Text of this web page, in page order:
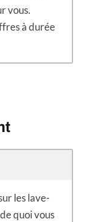
vous.
à durée
les lave-
quoi vous